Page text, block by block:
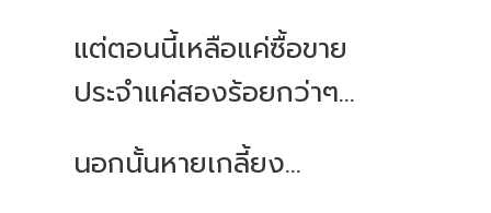
แต่ตอนนี้เหลือแค่ซื้อขาย
ประจำแค่สองร้อยกว่าๆ...
นอกนั้นหายเกลี้ยง...